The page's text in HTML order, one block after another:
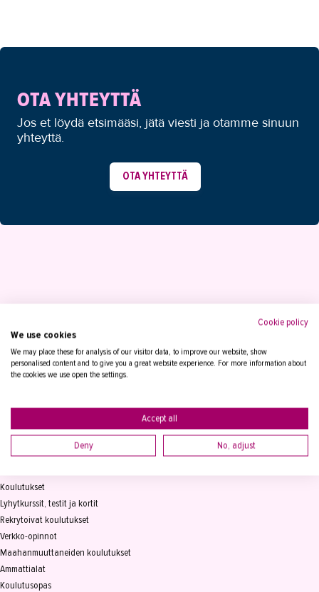
OTA YHTEYTTÄ
Jos et löydä etsimääsi, jätä viesti ja otamme sinuun
yhteyttä.
OTA YHTEYTTÄ
Tampereen Aikuiskoulutuskeskus
PL 15, 33821 Tampere
Vaihde03 2361 111
Koulutukset
Lyhytkurssit, testit ja kortit
Rekrytoivat koulutukset
Verkko-opinnot
Maahanmuuttaneiden koulutukset
Ammattialat
Koulutusopas
Cookie policy
We use cookies
We may place these for analysis of our visitor data, to improve our website, show
personalised content and to give you a great website experience. For more information about
the cookies we use open the settings.
Accept all
Deny No, adjust